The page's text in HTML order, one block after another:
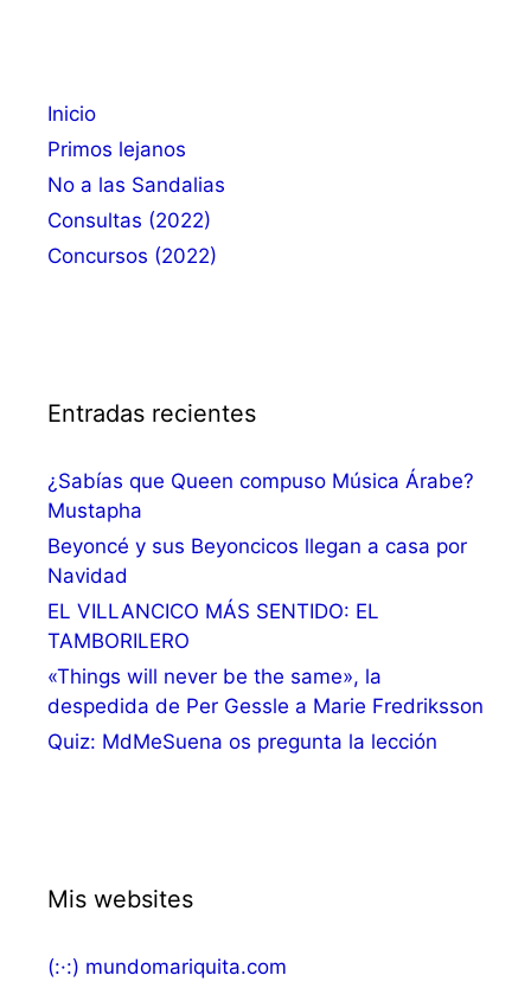
Inicio
Primos lejanos
No a las Sandalias
Consultas (2022)
Concursos (2022)
Entradas recientes
¿Sabías que Queen compuso Música Árabe?
Mustapha
Beyoncé y sus Beyoncicos llegan a casa por
Navidad
EL VILLANCICO MÁS SENTIDO: EL
TAMBORILERO
«Things will never be the same», la
despedida de Per Gessle a Marie Fredriksson
Quiz: MdMeSuena os pregunta la lección
Mis websites
(:·:) mundomariquita.com